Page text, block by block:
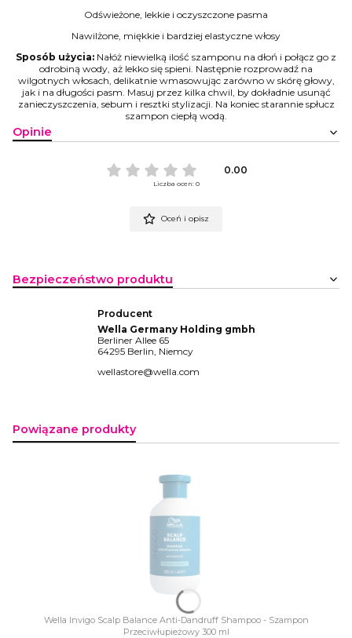
Odświeżone, lekkie i oczyszczone pasma
Nawilżone, miękkie i bardziej elastyczne włosy
Sposób użycia: Nałóż niewielką ilość szamponu na dłoń i połącz go z
odrobiną wody, aż lekko się spieni. Następnie rozprowadź na
wilgotnych włosach, delikatnie wmasowując zarówno w skórę głowy,
jak i na długości pasm. Masuj przez kilka chwil, by dokładnie usunąć
zanieczyszczenia, sebum i resztki stylizacji. Na koniec starannie spłucz
szampon ciepłą wodą.
Opinie
0.00
Liczba ocen: 0
Oceń i opisz
Bezpieczeństwo produktu
Producent
Wella Germany Holding gmbh
Berliner Allee 65
64295 Berlin, Niemcy
wellastore@wella.com
Powiązane produkty
Wella Invigo Scalp Balance Anti-Dandruff Shampoo - Szampon
Przeciwłupieżowy 300 ml